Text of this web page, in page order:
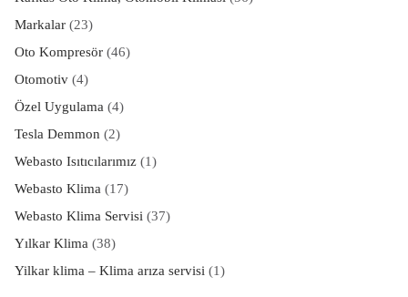
Markalar(23)
Oto Kompresör(46)
Otomotiv(4)
Özel Uygulama (4)
Tesla Demmon (2)
Webasto Isıtıcılarımız(1)
Webasto Klima (17)
Webasto Klima Servisi (37)
Yılkar Klima (38)
Yilkar klima – Klima arıza servisi (1)